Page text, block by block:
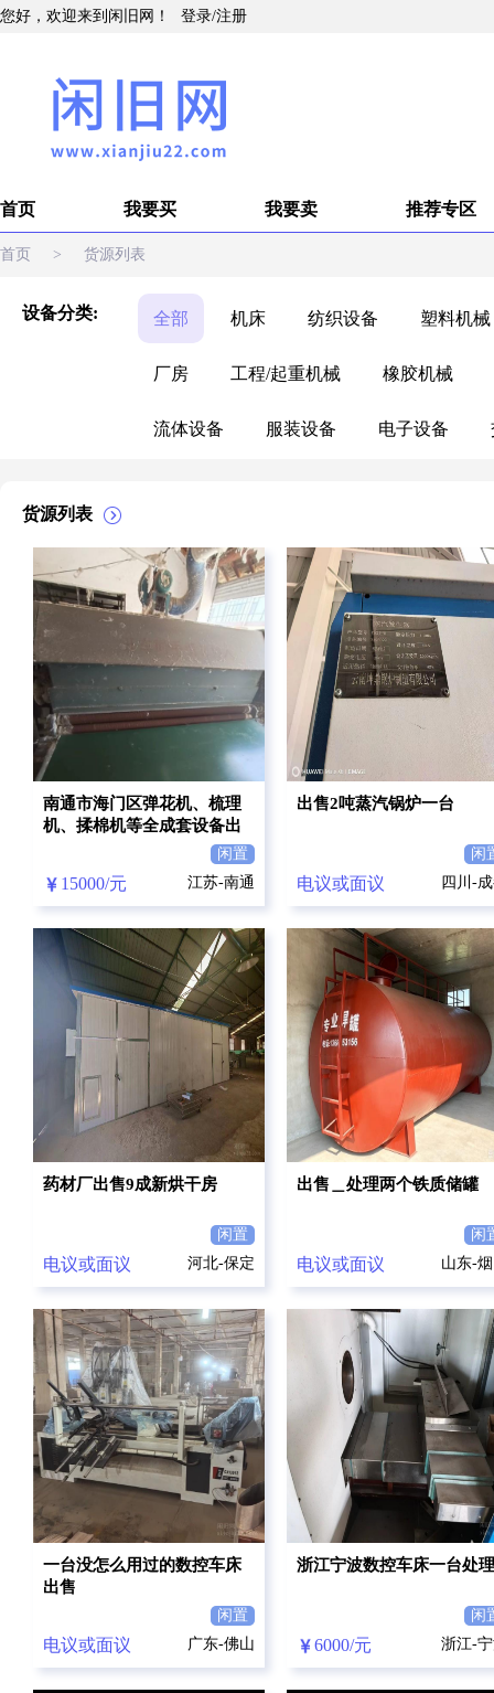
您好，欢迎来到闲旧网！ 登录/注册
首页 我要买 我要卖 推荐专区
首页 > 货源列表
设备分类: 全部 机床 纺织设备 塑料机械
厂房 工程/起重机械 橡胶机械
流体设备 服装设备 电子设备
货源列表
南通市海门区弹花机、梳理
机、揉棉机等全成套设备出
闲置
15000/元 江苏-南通
出售2吨蒸汽锅炉一台
闲
电议或面议 四川-
药材厂出售9成新烘干房
闲置
电议或面议 河北-保定
出售＿处理两个铁质储罐
闲
电议或面议 山东-
一台没怎么用过的数控车床
出售
闲置
电议或面议 广东-佛山
浙江宁波数控车床一台处理
闲
6000/元 浙江-